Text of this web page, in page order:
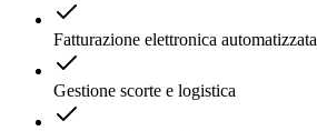
Fatturazione elettronica automatizzata
Gestione scorte e logistica